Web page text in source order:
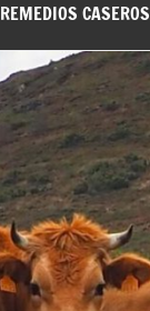
REMEDIOS CASEROS